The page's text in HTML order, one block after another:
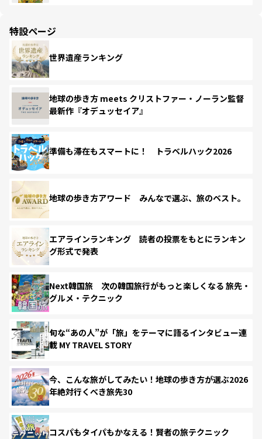
特設ページ
世界遺産ランキング
地球の歩き方 meets クリストファー・ノーラン監督
最新作『オデュッセイア』
準備も滞在もスマートに！ トラベルハック2026
地球の歩き方アワード みんなで選ぶ、旅のベスト。
エアラインランキング 読者の投票をもとにランキン
グ形式で発表
Next韓国旅 次の韓国旅行がもっと楽しくなる 旅先・
グルメ・テクニック
旬な“あの人”が「旅」をテーマに語るインタビュー連
載 MY TRAVEL STORY
今、こんな旅がしてみたい！地球の歩き方が選ぶ2026
年絶対行くべき旅先30
コスパもタイパもかなえる！賢者の旅テクニック